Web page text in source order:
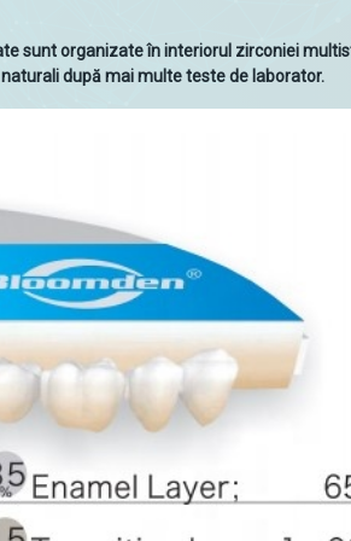
sunt organizate în interiorul zirconiei
după mai multe teste de laborator.